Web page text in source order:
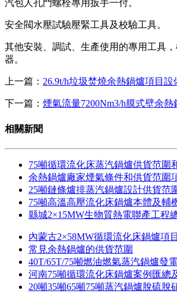
汽包人孔門螺栓專用扳手一付。
安全閥水壓試驗壓緊工具及校驗工具。
其他安裝、調試、生產使用的專用工具
器。
上一篇： 26.9t/h垃圾焚燒余熱鍋爐項目設
下一篇： 煙氣流量7200Nm3/h膜式壁余熱
相關新聞
75噸循環流化床蒸汽鍋爐供貨范圍
余熱鍋爐廠家煙氣條件和供貨范圍
25噸鏈條爐排蒸汽鍋爐設計供貨范
75噸高溫高壓流化床鍋爐本體及輔
縣城2×15MW生物質熱電聯產工程
內蒙古2×58MW循環流化床鍋爐項目
常見余熱鍋爐的供貨范圍
40T/65T/75噸燃油燃氣蒸汽鍋爐發電
河南75噸循環流化床鍋爐案例匯總
20噸35噸65噸75噸蒸汽鍋爐脫硫脫